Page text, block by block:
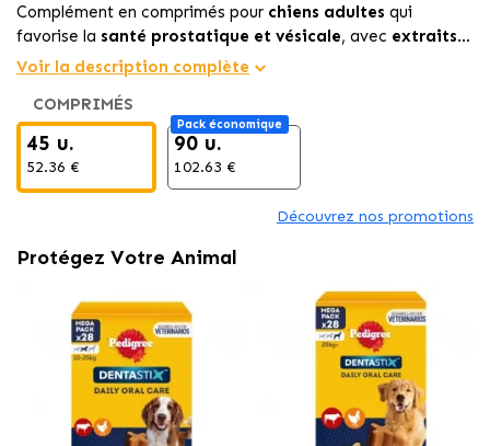
Complément en comprimés pour chiens adultes qui
favorise la santé prostatique et vésicale, avec extraits
végétaux, vitamines et minéraux
Voir la description complète
COMPRIMÉS
45 u.
52.36 €
Pack économique
90 u.
102.63 €
Découvrez nos promotions
Protégez Votre Animal